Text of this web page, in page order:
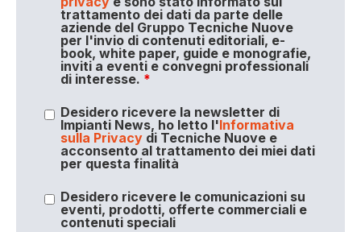
trattamento dei dati da parte delle
aziende del Gruppo Tecniche Nuove
per l'invio di contenuti editoriali, e-
book, white paper, guide e monografie,
inviti a eventi e convegni professionali
di interesse. *
Desidero ricevere la newsletter di
Impianti News, ho letto l'Informativa
sulla Privacydi Tecniche Nuove e
acconsento al trattamento dei miei dati
per questa finalità
Desidero ricevere le comunicazioni su
eventi, prodotti, offerte commerciali e
contenuti speciali